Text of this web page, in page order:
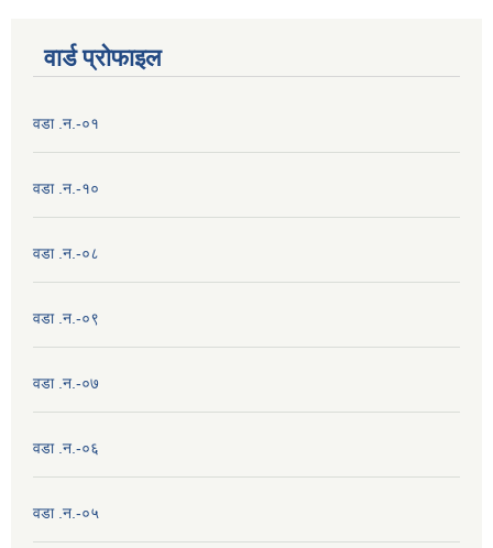
वार्ड प्राेफाइल
वडा .न.-०१
वडा .न.-१०
वडा .न.-०८
वडा .न.-०९
वडा .न.-०७
वडा .न.-०६
वडा .न.-०५